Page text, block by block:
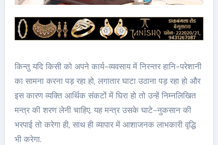
किन्तु यदि किसी को अपने कार्य-व्यवसाय में निरन्तर हानि-परेशानी
का सामना करना पड़ रहा हो, लगातार घाटा उठाना पड़ रहा हो और
इस कारण व्यक्ति आर्थिक संकटों में घिरा हो तो उन्हें निम्नलिखित
मन्त्र की शरण लेनी चाहिए. यह मन्त्र उसके घाटे-नुकसान की
भरपाई तो करेगा ही, साथ ही व्यापार में आशाजनक लाभकारी वृद्धि
भी करेगा.